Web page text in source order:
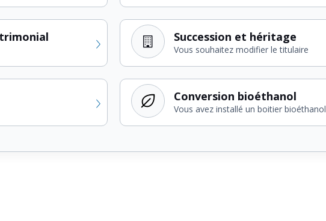
Succession et héritage
Vous souhaitez modifier le titulaire
Conversion bioéthanol
Vous avez installé un boitier bioéthanol